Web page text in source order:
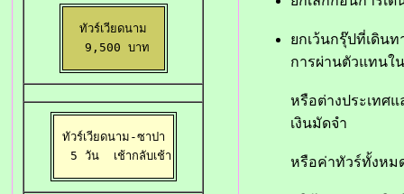
ทัวร์เวียดนาม
9,500 บาท
ทัวร์เวียดนาม-ซาปา
  5 วัน
เช้ากลับเช้า
ยกเว้นกรุ๊ปที่เดิน
การผ่านตัวแทนใ
หรือต่างประเทศแ
เงินมัดจำ
หรือค่าทัวร์ทั้งหม